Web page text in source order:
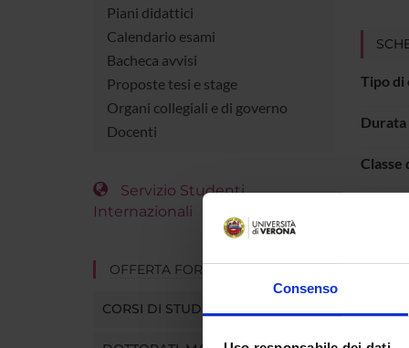
Consenso
Piani didattici
Calendario esami
Bacheca avvisi
Proposte tesi e stage
Organi collegiali e di governo
Docenti
Servizio Studenti
Internazionali
OFFERTA FORMATIVA
CORSI DI STUDIO
Tipo di
Durata
Classe